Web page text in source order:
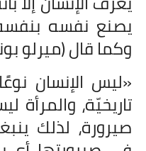
يصنع نفسه
وكما قال (ميرلو
«ليس الإنسان
تاريخيّة،
صيرورة، لذلك